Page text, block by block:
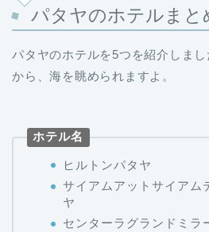
パタヤのホテルまと
パタヤのホテルを5つを紹介しま
から、海を眺められますよ。
ホテル名
ヒルトンパタヤ
サイアムアットサイアム
ヤ
センターラグランドミラ